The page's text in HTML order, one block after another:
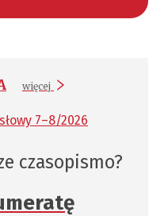
więcej
czasopismo?